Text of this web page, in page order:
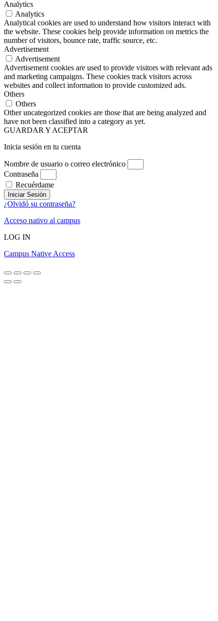
Analytics
Analytics
Analytical cookies are used to understand how visitors interact with
the website. These cookies help provide information on metrics the
number of visitors, bounce rate, traffic source, etc.
Advertisement
Advertisement
Advertisement cookies are used to provide visitors with relevant ads
and marketing campaigns. These cookies track visitors across
websites and collect information to provide customized ads.
Others
Others
Other uncategorized cookies are those that are being analyzed and
have not been classified into a category as yet.
GUARDAR Y ACEPTAR
Inicia sesión en tu cuenta
Nombre de usuario o correo electrónico
Contraseña
Recuérdame
Iniciar Sesión
¿Olvidó su contraseña?
Acceso nativo al campus
LOG IN
Campus Native Access